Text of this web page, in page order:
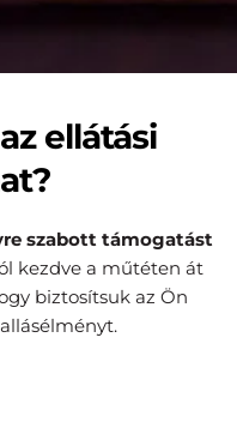
ellátási
szabott támogatást
kezdve a műtéten át
biztosítsuk az Ön